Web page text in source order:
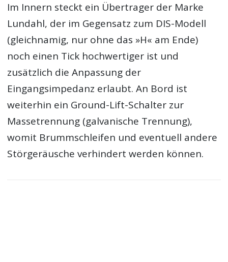
Im Innern steckt ein Übertrager der Marke
Lundahl, der im Gegensatz zum DIS-Modell
(gleichnamig, nur ohne das »H« am Ende)
noch einen Tick hochwertiger ist und
zusätzlich die Anpassung der
Eingangsimpedanz erlaubt. An Bord ist
weiterhin ein Ground-Lift-Schalter zur
Massetrennung (galvanische Trennung),
womit Brummschleifen und eventuell andere
Störgeräusche verhindert werden können.